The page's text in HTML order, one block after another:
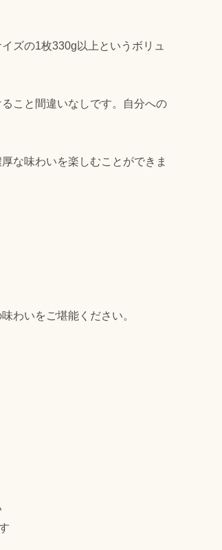
ズの1枚330g以上というボリュ
こと間違いなしです。自分への
な味わいを楽しむことができま
わいをご堪能ください。